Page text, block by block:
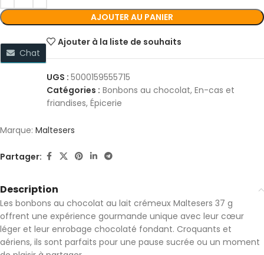
AJOUTER AU PANIER
Ajouter à la liste de souhaits
Chat
UGS : 5000159555715
Catégories : Bonbons au chocolat, En-cas et
friandises, Épicerie
Marque: Maltesers
Partager:
Description
Les bonbons au chocolat au lait crémeux Maltesers 37 g
offrent une expérience gourmande unique avec leur cœur
léger et leur enrobage chocolaté fondant. Croquants et
aériens, ils sont parfaits pour une pause sucrée ou un moment